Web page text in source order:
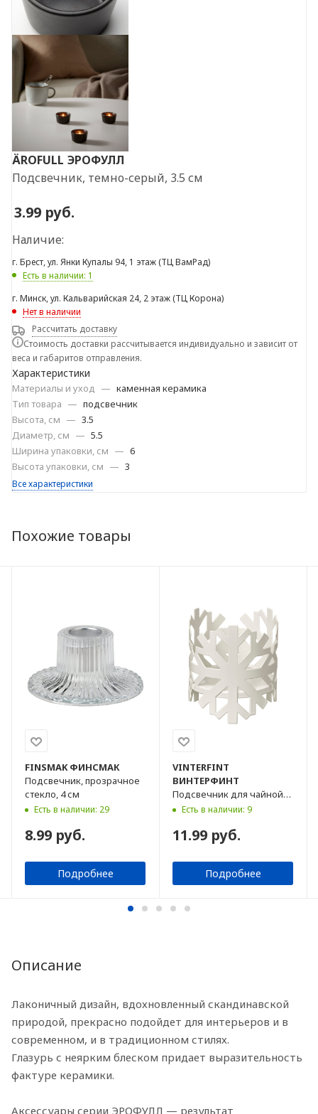
ÄROFULL ЭРОФУЛЛ
Подсвечник, темно-серый, 3.5 см
3.99 руб.
Наличие:
г. Брест, ул. Янки Купалы 94, 1 этаж (ТЦ ВамРад)
Есть в наличии: 1
г. Минск, ул. Кальварийская 24, 2 этаж (ТЦ Корона)
Нет в наличии
Рассчитать доставку
Стоимость доставки рассчитывается индивидуально и зависит от
веса и габаритов отправления.
Характеристики
Материалы и уход — каменная керамика
Тип товара — подсвечник
Высота, см — 3.5
Диаметр, см — 5.5
Ширина упаковки, см — 6
Высота упаковки, см — 3
Все характеристики
Похожие товары
FINSMAK ФИНСМАК
Подсвечник, прозрачное
стекло, 4 см
Есть в наличии: 29
8.99 руб.
Подробнее
VINTERFINT
ВИНТЕРФИНТ
Подсвечник для чайной
свечи, белый, 8 см
Есть в наличии: 9
11.99 руб.
Подробнее
Описание
Лаконичный дизайн, вдохновленный скандинавской
природой, прекрасно подойдет для интерьеров и в
современном, и в традиционном стилях.
Глазурь с неярким блеском придает выразительность
фактуре керамики.
Аксессуары серии ЭРОФУЛЛ — результат